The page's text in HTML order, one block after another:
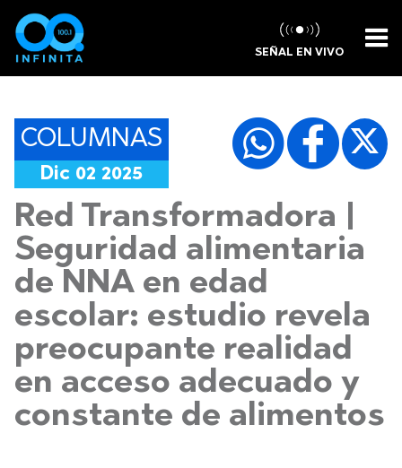
SEÑAL EN VIVO
COLUMNAS
Dic 02 2025
Red Transformadora |
Seguridad alimentaria
de NNA en edad
escolar: estudio revela
preocupante realidad
en acceso adecuado y
constante de alimentos